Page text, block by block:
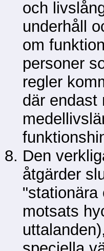
och
underhåll
om
personer
regler
där endast
Den
åtgärder
"stationära
motsats